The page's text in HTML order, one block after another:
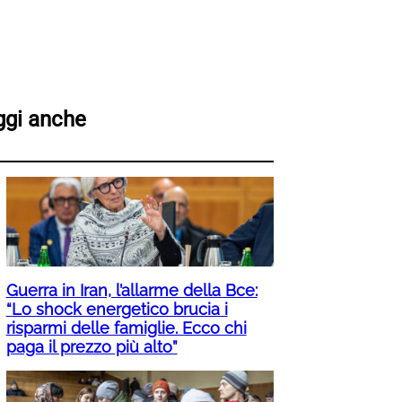
anche
Guerra in Iran, l’allarme della Bce:
“Lo shock energetico brucia i
risparmi delle famiglie. Ecco chi
paga il prezzo più alto”